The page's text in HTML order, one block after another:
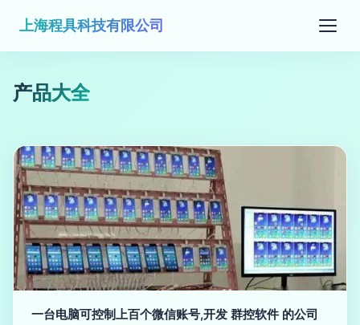
上海程具科技有限公司
产品大全
一台电脑可控制上百个微信账号,开发 群控软件 的公司